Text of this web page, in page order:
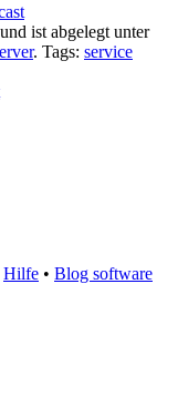
und ist abgelegt unter
. Tags: service
Hilfe • Blog software